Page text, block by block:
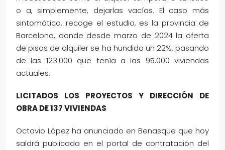
o a, simplemente, dejarlas vacías. El caso más
sintomático, recoge el estudio, es la provincia de
Barcelona, donde desde marzo de 2024 la oferta
de pisos de alquiler se ha hundido un 22%, pasando
de las 123.000 que tenía a las 95.000 viviendas
actuales.
LICITADOS LOS PROYECTOS Y DIRECCIÓN DE
OBRA DE 137 VIVIENDAS
Octavio López ha anunciado en Benasque que hoy
saldrá publicada en el portal de contratación del